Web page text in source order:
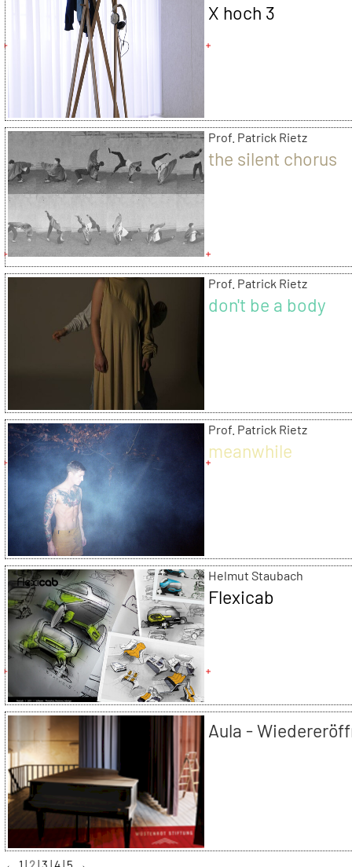
X hoch 3
Prof. Patrick Rietz
the silent chorus
Prof. Patrick Rietz
don't be a body
Prof. Patrick Rietz
meanwhile
Helmut Staubach
Flexicab
Aula -